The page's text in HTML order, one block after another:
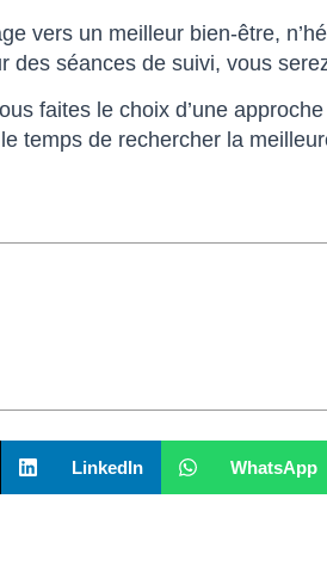
vers un meilleur bien-être,
des séances de suivi, vous
faites le choix d’une
temps de rechercher la
LinkedIn WhatsApp